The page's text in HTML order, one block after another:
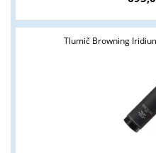
Tlumič Browning
Tyto stránky jsou určeny
podnikatelům v oblasti
ANO